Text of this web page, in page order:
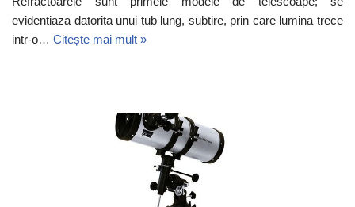
evidentiaza datorita unui tub lung, subtire, prin care lumina trece
intr-o… Citește mai mult »